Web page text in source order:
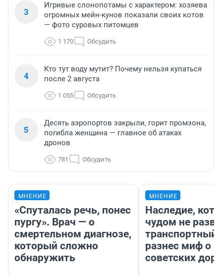
3
Игривые слонопотамы с характером: хозяева
огромных мейн-кунов показали своих котов
— фото суровых питомцев
1 170 Обсудить
4
Кто тут воду мутит? Почему нельзя купаться
после 2 августа
1 055 Обсудить
5
Десять аэропортов закрыли, горит промзона,
погибла женщина — главное об атаках
дронов
781 Обсудить
МНЕНИЕ
«Спуталась речь, понес
пургу». Врач — о
смертельном диагнозе,
который сложно
обнаружить
МНЕНИЕ
Наследие,
чудом не
транспортный
разнес миф о
советских